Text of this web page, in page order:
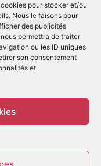
pour stocker et/ou
Nous le faisons pour
des publicités
permettra de traiter
ou les ID uniques
son consentement
et
| Tous Droits